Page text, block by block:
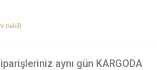
Dahil)
aynı gün KARGODA